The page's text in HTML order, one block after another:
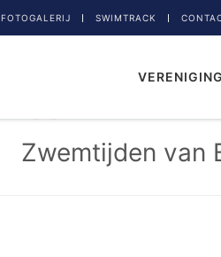
FOTOGALERIJ SWIMTRACK
Zwemtijden van